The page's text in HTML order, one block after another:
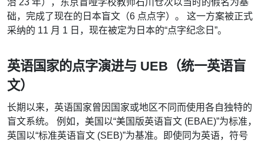
治 23 年），东京盲哑学校教师石川仓次以当时的假名为基
础，完成了现在的日本盲文（6 点点字）。 这一方案被正式
采纳的 11 月 1 日，现在被定为日本的“点字纪念日”。
英语国家的点字演进与 UEB（统一英语盲
文）
长期以来，英语国家曾因国家或地区不同而使用各自独特的
盲文系统。 例如，美国以“美国版英语盲文 (EBAE)”为标准，
英国以“标准英语盲文 (SEB)”为基准。即使同为英语，符号